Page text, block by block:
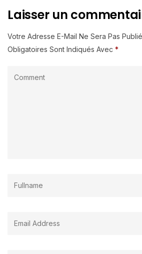
Laisser un
Votre Adresse E-Mail Ne Sera Pas
Obligatoires Sont Indiqués Avec *